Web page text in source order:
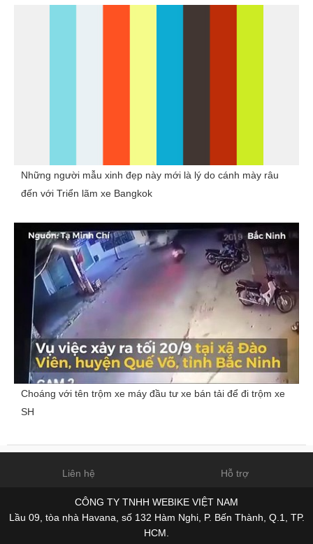
Những người mẫu xinh đẹp này mới là lý do cánh mày râu
đến với Triển lãm xe Bangkok
Choáng với tên trộm xe máy đầu tư xe bán tải để đi trộm xe
SH
Liên hệ Hỗ trợ
CÔNG TY TNHH WEBIKE VIỆT NAM
Lầu 09, tòa nhà Havana, số 132 Hàm Nghi, P. Bến Thành, Q.1, TP.
HCM.